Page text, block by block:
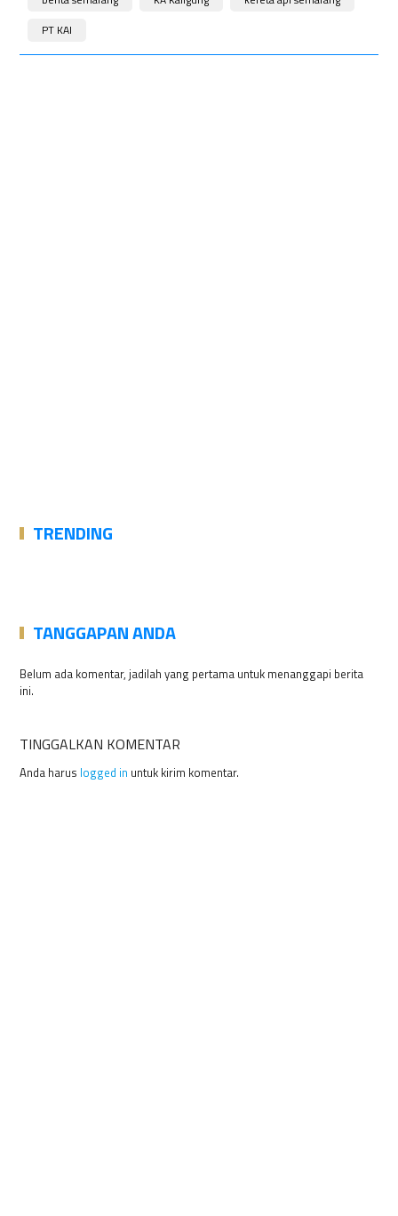
PT KAI
TRENDING
TANGGAPAN ANDA
Belum ada komentar, jadilah yang pertama untuk menanggapi berita
ini.
TINGGALKAN KOMENTAR
Anda harus logged in untuk kirim komentar.